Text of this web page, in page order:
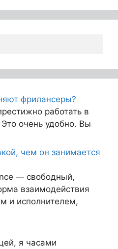
фрилансеры?
работать в
очень удобно. Вы
чем он занимается
— свободный,
взаимодействия
и исполнителем,
я часами